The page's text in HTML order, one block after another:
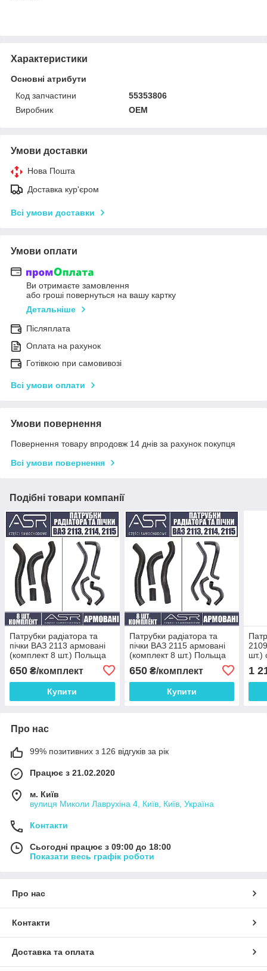
Характеристики
Основні атрибути
Код запчастини
55353806
Виробник
OEM
Умови доставки
Нова Пошта
Доставка кур'єром
Всі умови доставки
Умови оплати
Ви отримаєте замовлення
або гроші повернуться на вашу картку
Детальніше
Післяплата
Оплата на рахунок
Готівкою при самовивозі
Всі умови оплати
Умови повернення
Повернення товару впродовж 14 днів за рахунок покупця
Всі умови повернення
Подібні товари компанії
Патрубки радіатора та
пічки ВАЗ 2113 армовані
(комплект 8 шт.) Польща
650 ₴/комплект
Купити
Патрубки радіатора та
пічки ВАЗ 2115 армовані
(комплект 8 шт.) Польща
650₴/комплект
Купити
шт.)
1
Про нас
99% позитивних з 126 відгуків за рік
Працює з 21.02.2020
м. Київ
вулиця Миколи Лаврухіна 4, Київ, Київ, Україна
Контакти
Сьогодні працює з 09:00 до 18:00
Показати весь графік роботи
Про нас
Контакти
Доставка та оплата